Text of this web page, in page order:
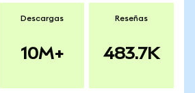
Descargas
10M+
Reseñas
483.7K